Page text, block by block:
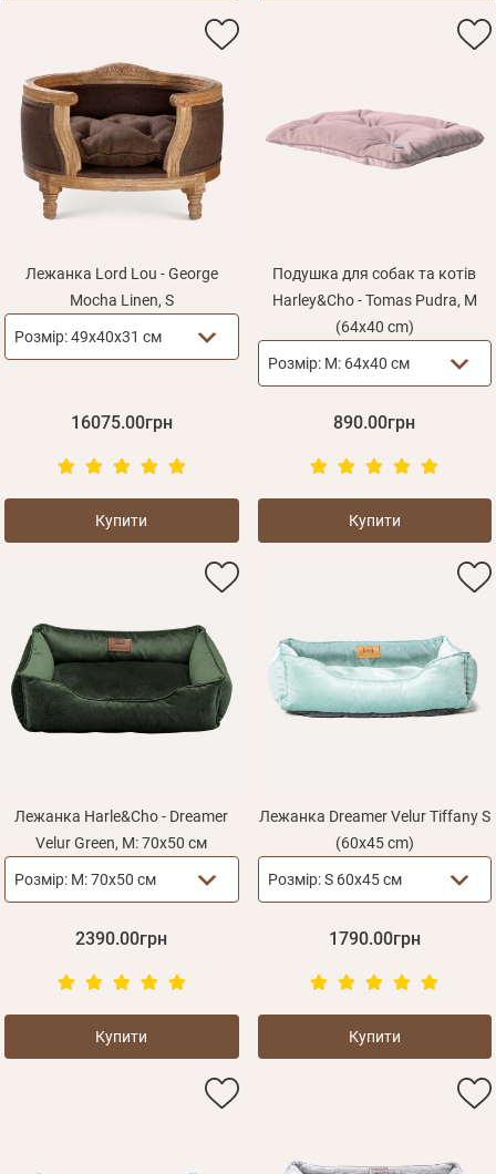
Лежанка Lord Lou - George
Mocha Linen, S
Розмір:49x40x31 см
16075.00грн
Купити
Подушка для собак та котів
Harley&Cho - Tomas Pudra, M
(64x40 cm)
Розмір: M: 64х40 см
890.00грн
Купити
Лежанка Harle&Cho - Dreamer
Velur Green, М: 70х50 см
Розмір: М: 70х50 см
2390.00грн
Купити
Лежанка Dreamer Velur Tiffany S
(60х45 cm)
Розмір:S 60х45 см
1790.00грн
Купити
Забули пароль?
Особисті дані